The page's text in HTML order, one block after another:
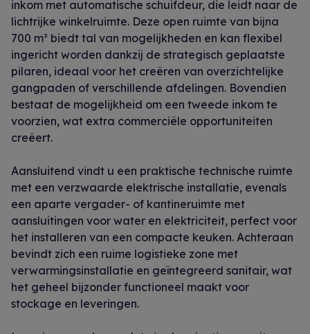
inkom met automatische schuifdeur, die leidt naar de
lichtrijke winkelruimte. Deze open ruimte van bijna
700 m² biedt tal van mogelijkheden en kan flexibel
ingericht worden dankzij de strategisch geplaatste
pilaren, ideaal voor het creëren van overzichtelijke
gangpaden of verschillende afdelingen. Bovendien
bestaat de mogelijkheid om een tweede inkom te
voorzien, wat extra commerciële opportuniteiten
creëert.
Aansluitend vindt u een praktische technische ruimte
met een verzwaarde elektrische installatie, evenals
een aparte vergader- of kantineruimte met
aansluitingen voor water en elektriciteit, perfect voor
het installeren van een compacte keuken. Achteraan
bevindt zich een ruime logistieke zone met
verwarmingsinstallatie en geïntegreerd sanitair, wat
het geheel bijzonder functioneel maakt voor
stockage en leveringen.